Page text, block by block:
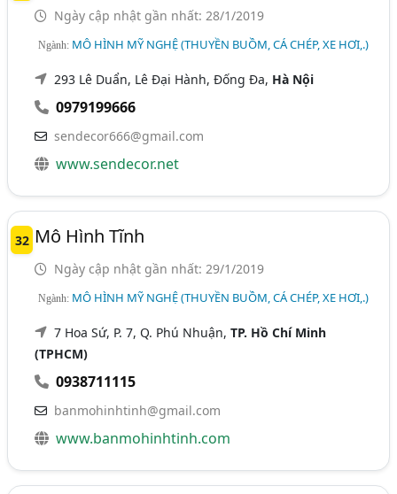
Ngày cập nhật gần nhất: 28/1/2019
Ngành: MÔ HÌNH MỸ NGHỆ (THUYỀN BUỒM, CÁ CHÉP, XE HƠI,.)
293 Lê Duẩn, Lê Đại Hành, Đống Đa, Hà Nội
0979199666
sendecor666@gmail.com
www.sendecor.net
32 Mô Hình Tĩnh
Ngày cập nhật gần nhất: 29/1/2019
Ngành: MÔ HÌNH MỸ NGHỆ (THUYỀN BUỒM, CÁ CHÉP, XE HƠI,.)
7 Hoa Sứ, P. 7, Q. Phú Nhuận,TP. Hồ Chí Minh
(TPHCM)
0938711115
banmohinhtinh@gmail.com
www.banmohinhtinh.com